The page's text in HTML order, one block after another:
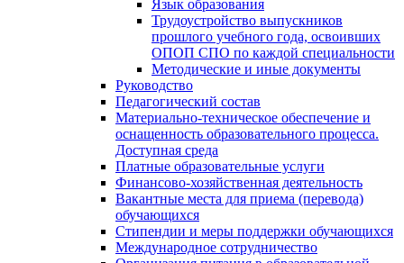
Язык образования
Трудоустройство выпускников
прошлого учебного года, освоивших
ОПОП СПО по каждой специальности
Методические и иные документы
Руководство
Педагогический состав
Материально-техническое обеспечение и
оснащенность образовательного процесса.
Доступная среда
Платные образовательные услуги
Финансово-хозяйственная деятельность
Вакантные места для приема (перевода)
обучающихся
Стипендии и меры поддержки обучающихся
Международное сотрудничество